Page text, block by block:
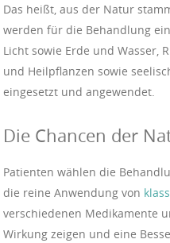
Das heißt, aus der Natur
werden für die Behandlung
Licht sowie Erde und Wasser,
und Heilpflanzen sowie
eingesetzt und angewendet.
Die Chancen der
Patienten wählen die
die reine Anwendung von
verschiedenen Medikamente
Wirkung zeigen und eine